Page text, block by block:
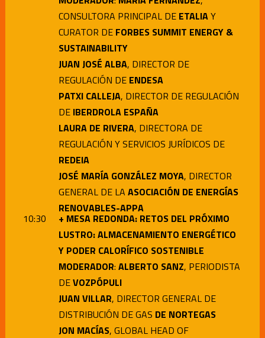
CONSULTORA PRINCIPAL DE ETALIAY
CURATOR DE FORBES SUMMIT ENERGY &
SUSTAINABILITY
JUAN JOSÉ ALBA, DIRECTOR DE
REGULACIÓN DE ENDESA
PATXI CALLEJA, DIRECTOR DE REGULACIÓN
DE IBERDROLA ESPAÑA
LAURA DE RIVERA, DIRECTORA DE
REGULACIÓN Y SERVICIOS JURÍDICOS DE
REDEIA
JOSÉ MARÍA GONZÁLEZ MOYA, DIRECTOR
GENERAL DE LA ASOCIACIÓN DE ENERGÍAS
RENOVABLES-APPA
10:30
+ MESA REDONDA: RETOS DEL PRÓXIMO
LUSTRO: ALMACENAMIENTO ENERGÉTICO
Y PODER CALORÍFICO SOSTENIBLE
MODERADOR: ALBERTO SANZ, PERIODISTA
DEVOZPÓPULI
JUAN VILLAR, DIRECTOR GENERAL DE
DISTRIBUCIÓN DE GAS DE NORTEGAS
JON MACÍAS, GLOBAL HEAD OF